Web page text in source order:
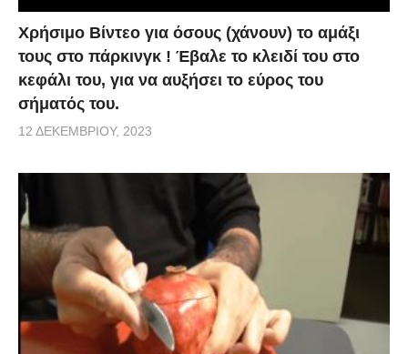
Χρήσιμο Βίντεο για όσους (χάνουν) το αμάξι
τους στο πάρκινγκ ! Έβαλε το κλειδί του στο
κεφάλι του, για να αυξήσει το εύρος του
σήματός του.
12 ΔΕΚΕΜΒΡΊΟΥ, 2023